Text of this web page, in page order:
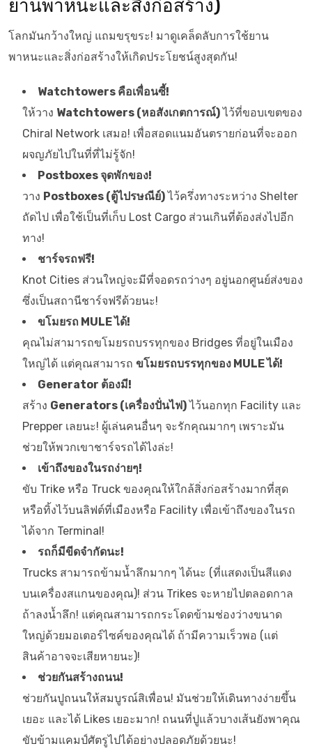
ยานพาหนะและสิ่งก่อสร้าง)
โลกมันกว้างใหญ่ แถมขรุขระ! มาดูเคล็ดลับการใช้ยาน
พาหนะและสิ่งก่อสร้างให้เกิดประโยชน์สูงสุดกัน!
Watchtowers คือเพื่อนซี้!
ให้วาง Watchtowers (หอสังเกตการณ์)ไว้ที่ขอบเขตของ
Chiral Network เสมอ! เพื่อสอดแนมอันตรายก่อนที่จะออก
ผจญภัยไปในที่ที่ไม่รู้จัก!
Postboxes จุดพักของ!
วาง Postboxes (ตู้ไปรษณีย์)ไว้ครึ่งทางระหว่าง Shelter
ถัดไป เพื่อใช้เป็นที่เก็บ Lost Cargo ส่วนเกินที่ต้องส่งไปอีก
ทาง!
ชาร์จรถฟรี!
Knot Cities ส่วนใหญ่จะมีที่จอดรถว่างๆ อยู่นอกศูนย์ส่งของ
ซึ่งเป็นสถานีชาร์จฟรีด้วยนะ!
ขโมยรถ MULE ได้!
คุณไม่สามารถขโมยรถบรรทุกของ Bridges ที่อยู่ในเมือง
ใหญ่ได้ แต่คุณสามารถ ขโมยรถบรรทุกของ MULE ได้!
Generator ต้องมี!
สร้าง Generators (เครื่องปั่นไฟ)ไว้นอกทุก Facility และ
Prepper เลยนะ! ผู้เล่นคนอื่นๆ จะรักคุณมากๆ เพราะมัน
ช่วยให้พวกเขาชาร์จรถได้ไงล่ะ!
เข้าถึงของในรถง่ายๆ!
ขับ Trike หรือ Truck ของคุณให้ใกล้สิ่งก่อสร้างมากที่สุด
หรือทิ้งไว้บนลิฟต์ที่เมืองหรือ Facility เพื่อเข้าถึงของในรถ
ได้จาก Terminal!
รถก็มีขีดจำกัดนะ!
Trucks สามารถข้ามน้ำลึกมากๆ ได้นะ (ที่แสดงเป็นสีแดง
บนเครื่องสแกนของคุณ)! ส่วน Trikes จะหายไปตลอดกาล
ถ้าลงน้ำลึก! แต่คุณสามารถกระโดดข้ามช่องว่างขนาด
ใหญ่ด้วยมอเตอร์ไซค์ของคุณได้ ถ้ามีความเร็วพอ (แต่
สินค้าอาจจะเสียหายนะ)!
ช่วยกันสร้างถนน!
ช่วยกันปูถนนให้สมบูรณ์สิเพื่อน! มันช่วยให้เดินทางง่ายขึ้น
เยอะ และได้ Likes เยอะมาก! ถนนที่ปูแล้วบางเส้นยังพาคุณ
ขับข้ามแคมป์ศัตรูไปได้อย่างปลอดภัยด้วยนะ!